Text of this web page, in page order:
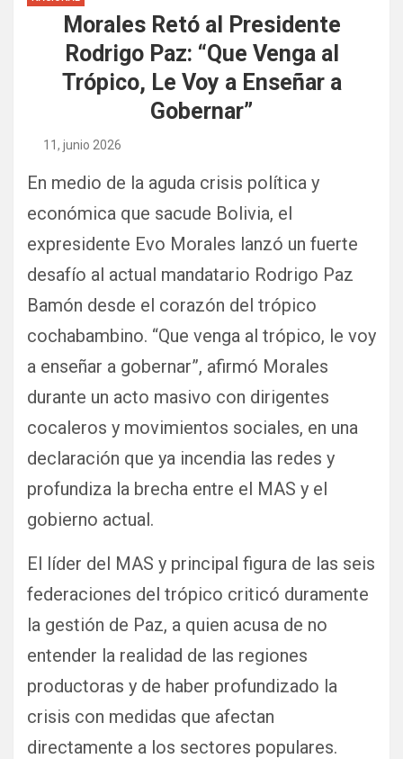
Morales Retó al Presidente
Rodrigo Paz: “Que Venga al
Trópico, Le Voy a Enseñar a
Gobernar”
11, junio 2026
En medio de la aguda crisis política y
económica que sacude Bolivia, el
expresidente Evo Morales lanzó un fuerte
desafío al actual mandatario Rodrigo Paz
Bamón desde el corazón del trópico
cochabambino. “Que venga al trópico, le voy
a enseñar a gobernar”, afirmó Morales
durante un acto masivo con dirigentes
cocaleros y movimientos sociales, en una
declaración que ya incendia las redes y
profundiza la brecha entre el MAS y el
gobierno actual.
El líder del MAS y principal figura de las seis
federaciones del trópico criticó duramente
la gestión de Paz, a quien acusa de no
entender la realidad de las regiones
productoras y de haber profundizado la
crisis con medidas que afectan
directamente a los sectores populares.